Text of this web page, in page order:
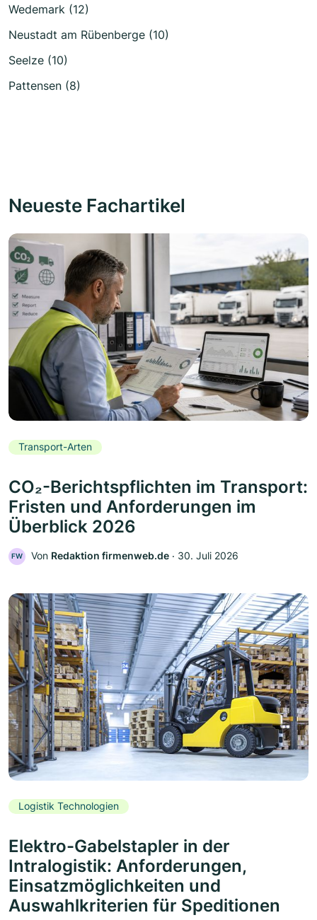
Wedemark (12)
Neustadt am Rübenberge (10)
Seelze (10)
Pattensen (8)
Neueste Fachartikel
Transport-Arten
CO₂-Berichtspflichten im Transport:
Fristen und Anforderungen im
Überblick 2026
FW Von Redaktion firmenweb.de ‧ 30. Juli 2026
Logistik Technologien
Elektro-Gabelstapler in der
Intralogistik: Anforderungen,
Einsatzmöglichkeiten und
Auswahlkriterien für Speditionen